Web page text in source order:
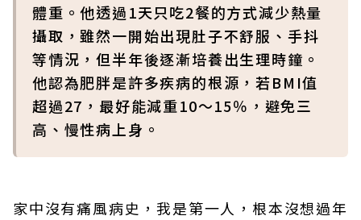
體重。他透過1天只吃2餐的方式減少熱量
攝取，雖然一開始出現肚子不舒服、手抖
等情況，但半年後逐漸培養出生理時鐘。
他認為肥胖是許多疾病的根源，若BMI值
超過27，最好能減重10～15％，避免三
高、慢性病上身。
家中沒有痛風病史，我是第一人，根本沒想過年